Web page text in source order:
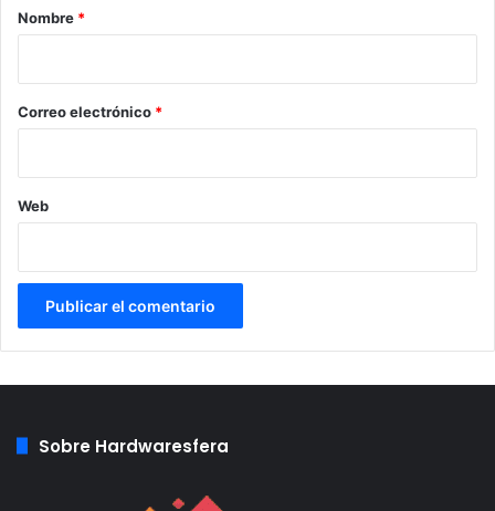
r
*
Nombre *
Correo electrónico *
Web
Sobre Hardwaresfera